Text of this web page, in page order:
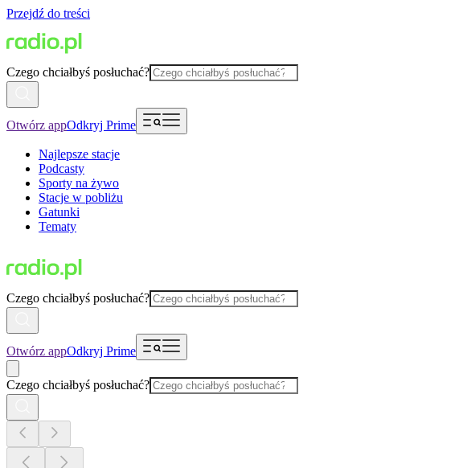
Przejdź do treści
Czego chciałbyś posłuchać?
Otwórz appOdkryj Prime
Najlepsze stacje
Podcasty
Sporty na żywo
Stacje w pobliżu
Gatunki
Tematy
Czego chciałbyś posłuchać?
Otwórz appOdkryj Prime
Czego chciałbyś posłuchać?